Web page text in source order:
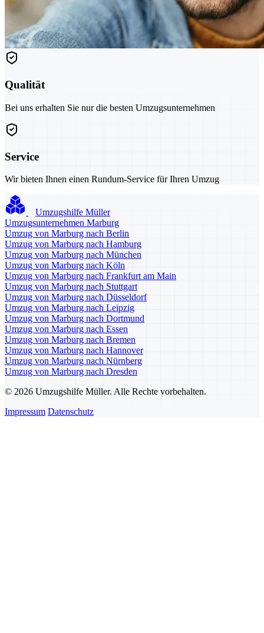
Qualität
Bei uns erhalten Sie nur die besten Umzugsunternehmen
Service
Wir bieten Ihnen einen Rundum-Service für Ihren Umzug
Umzugshilfe Müller
Umzugsunternehmen Marburg
Umzug von Marburg nach Berlin
Umzug von Marburg nach Hamburg
Umzug von Marburg nach München
Umzug von Marburg nach Köln
Umzug von Marburg nach Frankfurt am Main
Umzug von Marburg nach Stuttgart
Umzug von Marburg nach Düsseldorf
Umzug von Marburg nach Leipzig
Umzug von Marburg nach Dortmund
Umzug von Marburg nach Essen
Umzug von Marburg nach Bremen
Umzug von Marburg nach Hannover
Umzug von Marburg nach Nürnberg
Umzug von Marburg nach Dresden
© 2026 Umzugshilfe Müller. Alle Rechte vorbehalten.
Impressum Datenschutz